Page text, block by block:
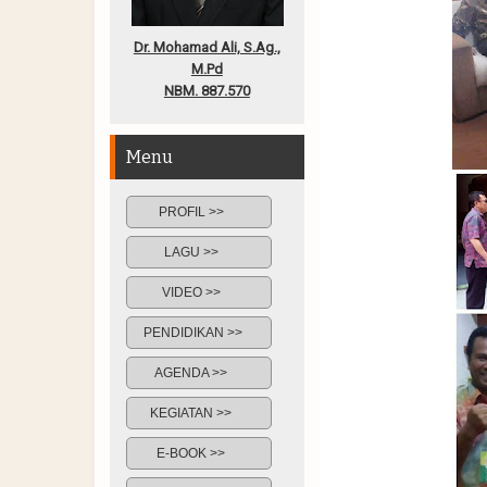
Dr. Mohamad Ali, S.Ag.,
M.Pd
NBM. 887.570
Menu
PROFIL >>
LAGU >>
VIDEO >>
PENDIDIKAN >>
AGENDA >>
KEGIATAN >>
E-BOOK >>